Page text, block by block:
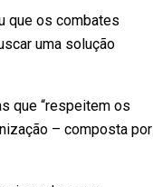
que os combates
uma solução
que “respeitem os
– composta por